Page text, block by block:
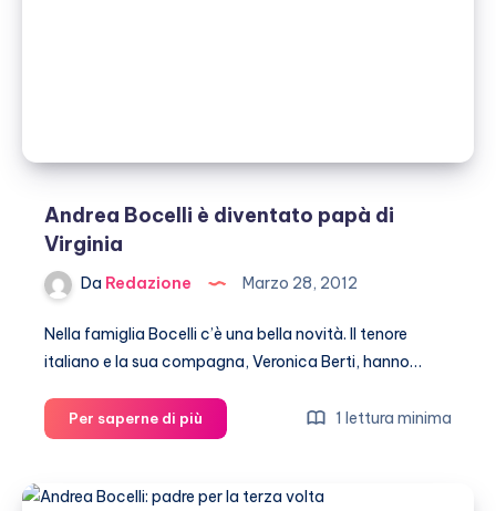
Andrea Bocelli è diventato papà di
Virginia
Da Redazione Marzo 28, 2012
Nella famiglia Bocelli c’è una bella novità. Il tenore
italiano e la sua compagna, Veronica Berti, hanno…
Per saperne di più
Bocelli
diventato
1 lettura minima